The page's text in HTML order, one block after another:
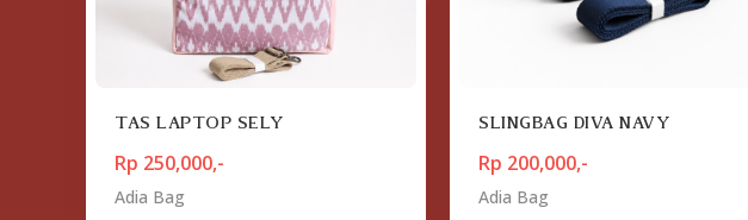
TAS LAPTOP SELY
Rp 250,000,-
Adia Bag
SLINGBAG DIVA NAVY
Rp 200,000,-
Adia Bag